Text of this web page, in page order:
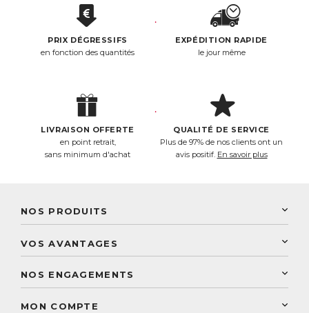
PRIX DÉGRESSIFS
en fonction des quantités
EXPÉDITION RAPIDE
le jour même
LIVRAISON OFFERTE
en point retrait,
sans minimum d'achat
QUALITÉ DE SERVICE
Plus de 97% de nos clients ont un
avis positif. En savoir plus
NOS PRODUITS
Laboratoire Landais
Découvrez le catalogue
VOS AVANTAGES
Paiement sécurisé
NOS ENGAGEMENTS
MON COMPTE